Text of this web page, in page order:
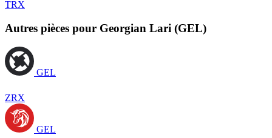
TRX
Autres pièces pour Georgian Lari (GEL)
GEL
ZRX
GEL